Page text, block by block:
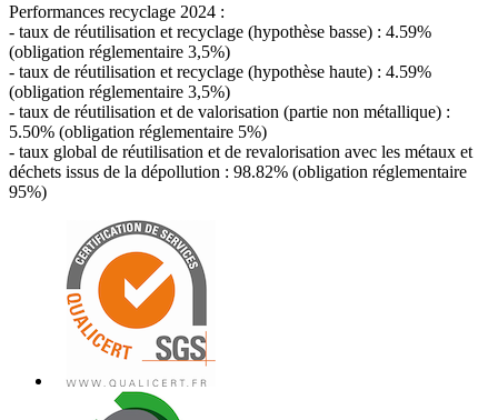
Performances recyclage 2024 :
- taux de réutilisation et recyclage (hypothèse basse) : 4.59%
(obligation réglementaire 3,5%)
- taux de réutilisation et recyclage (hypothèse haute) : 4.59%
(obligation réglementaire 3,5%)
- taux de réutilisation et de valorisation (partie non métallique) :
5.50% (obligation réglementaire 5%)
- taux global de réutilisation et de revalorisation avec les métaux et
déchets issus de la dépollution : 98.82% (obligation réglementaire
95%)